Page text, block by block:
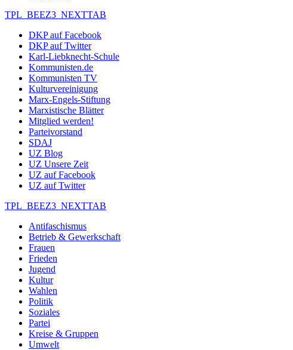
TPL_BEEZ3_NEXTTAB
DKP auf Facebook
DKP auf Twitter
Karl-Liebknecht-Schule
Kommunisten.de
Kommunisten TV
Kulturvereinigung
Marx-Engels-Stiftung
Marxistische Blätter
Mitglied werden!
Parteivorstand
SDAJ
UZ Blog
UZ Unsere Zeit
UZ auf Facebook
UZ auf Twitter
TPL_BEEZ3_NEXTTAB
Antifaschismus
Betrieb & Gewerkschaft
Frauen
Frieden
Jugend
Kultur
Wahlen
Politik
Soziales
Partei
Kreise & Gruppen
Umwelt